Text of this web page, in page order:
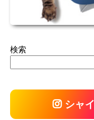
検索
シャ